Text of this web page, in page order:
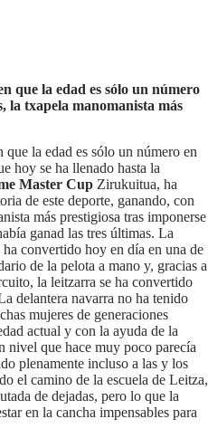
que la edad es sólo un número
la txapela manomanista más
que la edad es sólo un número en
hoy se ha llenado hasta la
Master Cup Zirukuitua, ha
de este deporte, ganando, con
más prestigiosa tras imponerse
ganad las tres últimas. La
convertido hoy en día en una de
de la pelota a mano y, gracias a
la leitzarra se ha convertido
delantera navarra no ha tenido
mujeres de generaciones
actual y con la ayuda de la
nivel que hace muy poco parecía
plenamente incluso a las y los
el camino de la escuela de Leitza,
de dejadas, pero lo que la
en la cancha impensables para